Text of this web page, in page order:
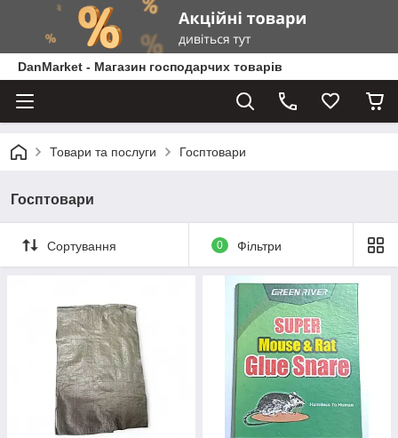
DanMarket - Магазин господарчих товарів
Товари та послуги Госптовари
Госптовари
Сортування 0 Фільтри